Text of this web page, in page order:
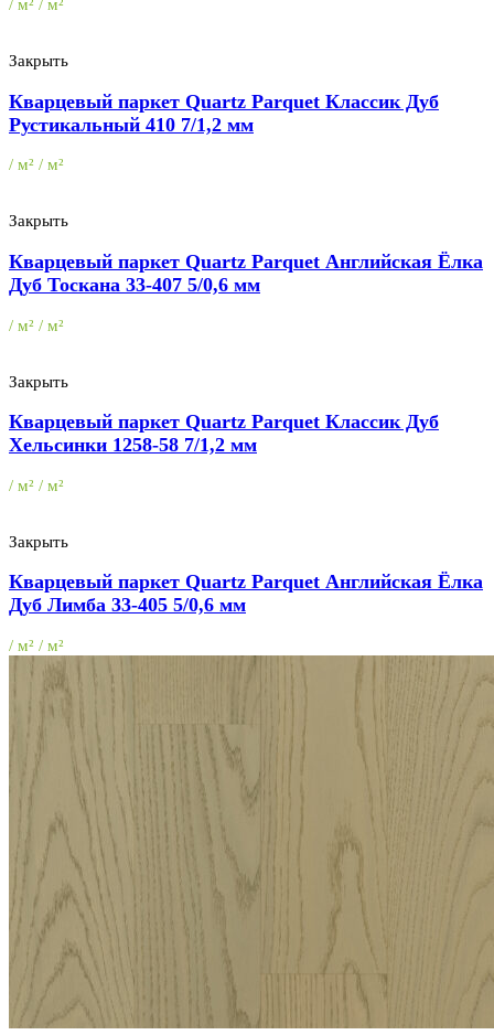
/ м² / м²
Закрыть
Кварцевый паркет Quartz Parquet Классик Дуб
Рустикальный 410 7/1,2 мм
/ м² / м²
Закрыть
Кварцевый паркет Quartz Parquet Английская Ёлка
Дуб Тоскана 33-407 5/0,6 мм
/ м² / м²
Закрыть
Кварцевый паркет Quartz Parquet Классик Дуб
Хельсинки 1258-58 7/1,2 мм
/ м² / м²
Закрыть
Кварцевый паркет Quartz Parquet Английская Ёлка
Дуб Лимба 33-405 5/0,6 мм
/ м² / м²